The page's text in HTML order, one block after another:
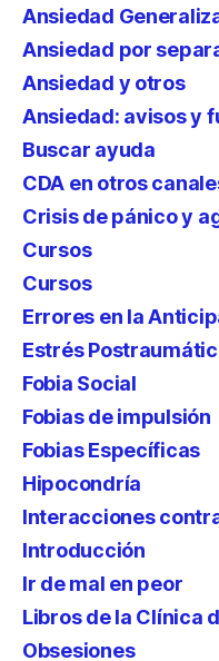
Ansiedad
Ansiedad por
Ansiedad y otros
Ansiedad: avisos y
Buscar ayuda
CDA en otros
Crisis de pánico y
Cursos
Cursos
Errores en la
Estrés
Fobia Social
Fobias de impulsión
Fobias Específicas
Hipocondría
Interacciones
Introducción
Ir de mal en peor
Libros de la Clínica
Obsesiones